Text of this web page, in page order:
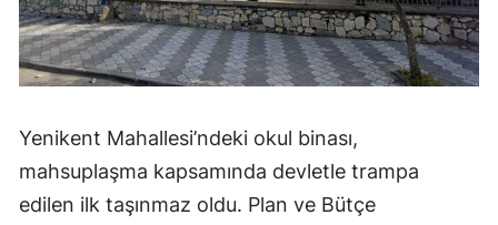
Yenikent Mahallesi’ndeki okul binası,
mahsuplaşma kapsamında devletle trampa
edilen ilk taşınmaz oldu. Plan ve Bütçe